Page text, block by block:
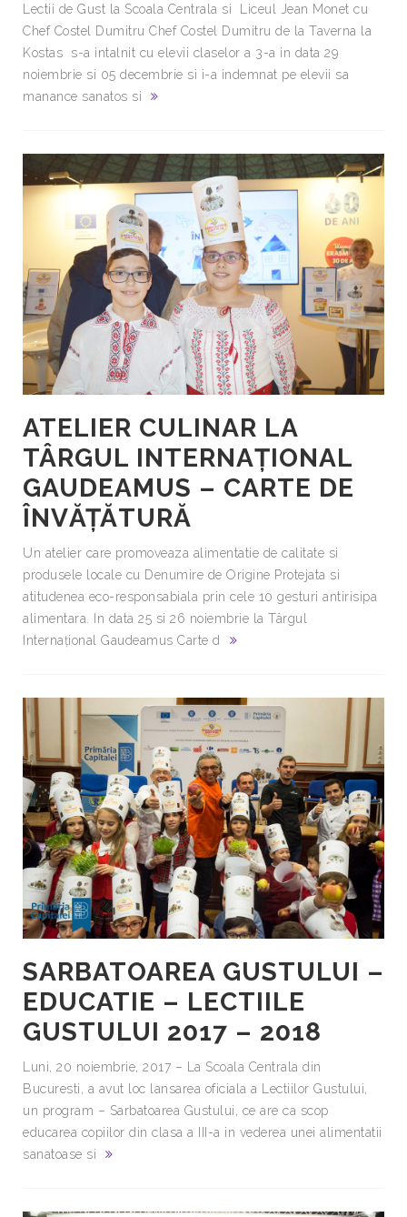
Lectii de Gust la Scoala Centrala si Liceul Jean Monet cu
Chef Costel Dumitru Chef Costel Dumitru de la Taverna la
Kostas ​ s-a intalnit cu elevii claselor a 3-a in data 29
noiembrie si 05 decembrie si i-a indemnat pe elevii sa
manance sanatos si
ATELIER CULINAR LA
TÂRGUL INTERNAȚIONAL
GAUDEAMUS – CARTE DE
ÎNVĂȚĂTURĂ
Un atelier care promoveaza alimentatie de calitate si
produsele locale cu Denumire de Origine Protejata si
atitudenea eco-responsabiala prin cele 10 gesturi antirisipa
alimentara. In data 25 si 26 noiembrie la Târgul
Internațional Gaudeamus Carte d
SARBATOAREA GUSTULUI –
EDUCATIE – LECTIILE
GUSTULUI 2017 – 2018
Luni, 20 noiembrie, 2017 – La Scoala Centrala din
Bucuresti, a avut loc lansarea oficiala a Lectiilor Gustului,
un program – Sarbatoarea Gustului, ce are ca scop
educarea copiilor din clasa a III-a in vederea unei alimentatii
sanatoase si